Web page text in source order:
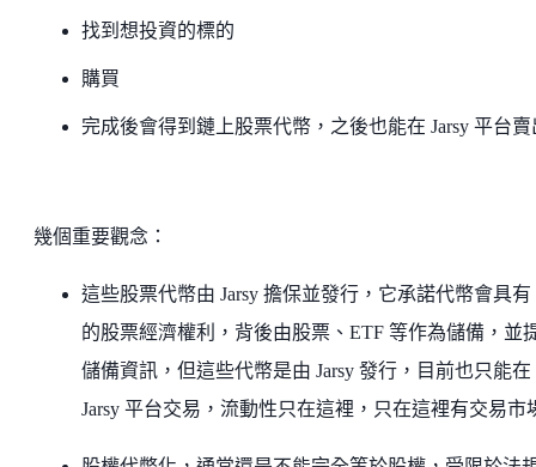
找到想投資的標的
購買
完成後會得到鏈上股票代幣，之後也能在 Jarsy 平台賣
幾個重要觀念：
這些股票代幣由 Jarsy 擔保並發行，它承諾代幣會具有
的股票經濟權利，背後由股票、ETF 等作為儲備，並
儲備資訊，但這些代幣是由 Jarsy 發行，目前也只能在
Jarsy 平台交易，流動性只在這裡，只在這裡有交易市